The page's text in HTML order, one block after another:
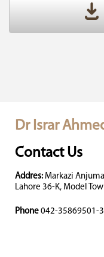
Dr Israr
Contact Us
Addres: Markazi
Lahore 36-K, Model
Phone 042-35869501-3